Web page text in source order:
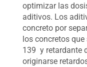
optimizar las
aditivos. Los
concreto por
los concretos que
139 y retardante
originarse